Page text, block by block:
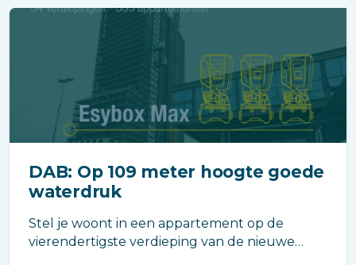
DAB: Op 109 meter hoogte goede
waterdruk
Stel je woont in een appartement op de
vierendertigste verdieping van de nieuwe